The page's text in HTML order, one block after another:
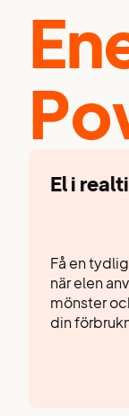
El i
Få en
när elen
mönster
din